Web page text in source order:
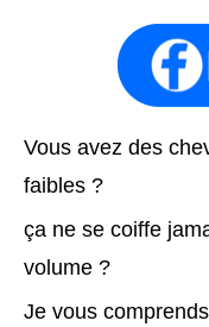
Vous avez des
faibles ?
ça ne se coiffe
volume ?
Je vous